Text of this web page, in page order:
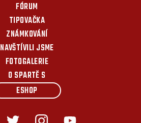
FÓRUM
TIPOVAČKA
ZNÁMKOVÁNÍ
NAVŠTÍVILI JSME
FOTOGALERIE
O SPARTĚ S
ESHOP